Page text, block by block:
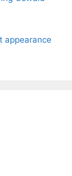
appearance